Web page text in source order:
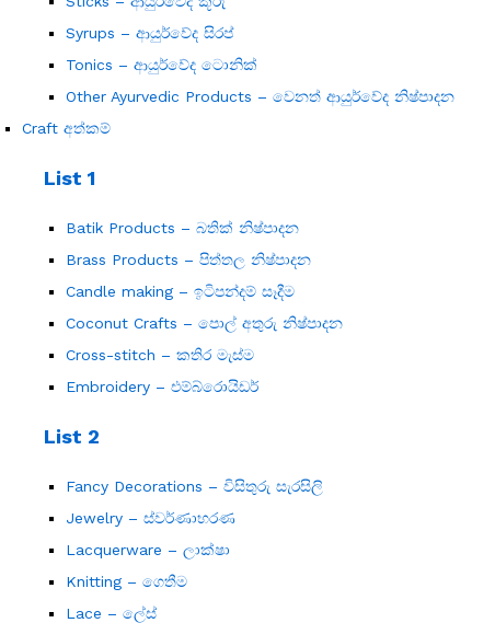
Syrups – ආයුර්වේද සිරප්
Tonics – ආයුර්වේද ටොනික්
Other Ayurvedic Products – වෙනත් ආයුර්වේද නිෂ්පාදන
Craft අත්කම්
List 1
Batik Products – බතික් නිෂ්පාදන
Brass Products – පිත්තල නිෂ්පාදන
Candle making – ඉටිපන්දම් සෑදීම
Coconut Crafts – පොල් අතුරු නිෂ්පාදන
Cross-stitch – කතිර මැස්ම
Embroidery – එම්බ්රොයිඩර්
List 2
Fancy Decorations – විසිතුරු සැරසිලි
Jewelry – ස්වර්ණාභරණ
Lacquerware – ලාක්ෂා
Knitting – ගෙතීම
Lace – ලේස්